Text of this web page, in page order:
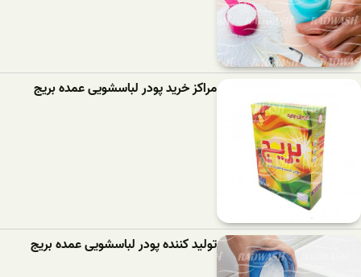
مراکز خرید پودر لباسشویی عمده بریج
تولید کننده پودر لباسشویی عمده بریج